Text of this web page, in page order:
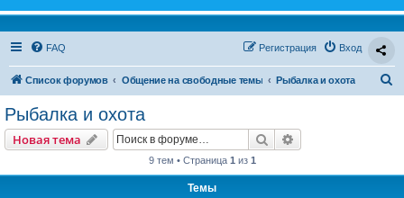
FAQ Вход
Регистрация
Список форумов Общение на свободные темы Рыбалка и охота
Рыбалка и охота
Новая тема Поиск
9 тем • Страница 1 из 1
Темы